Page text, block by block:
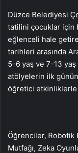
Düzce Belediyesi
tatilini çocuklar için
eğlenceli hale
tarihleri arasında
5-6 yaş ve 7-13
atölyelerin ilk
öğretici
Öğrenciler, Robotik
Mutfağı, Zeka